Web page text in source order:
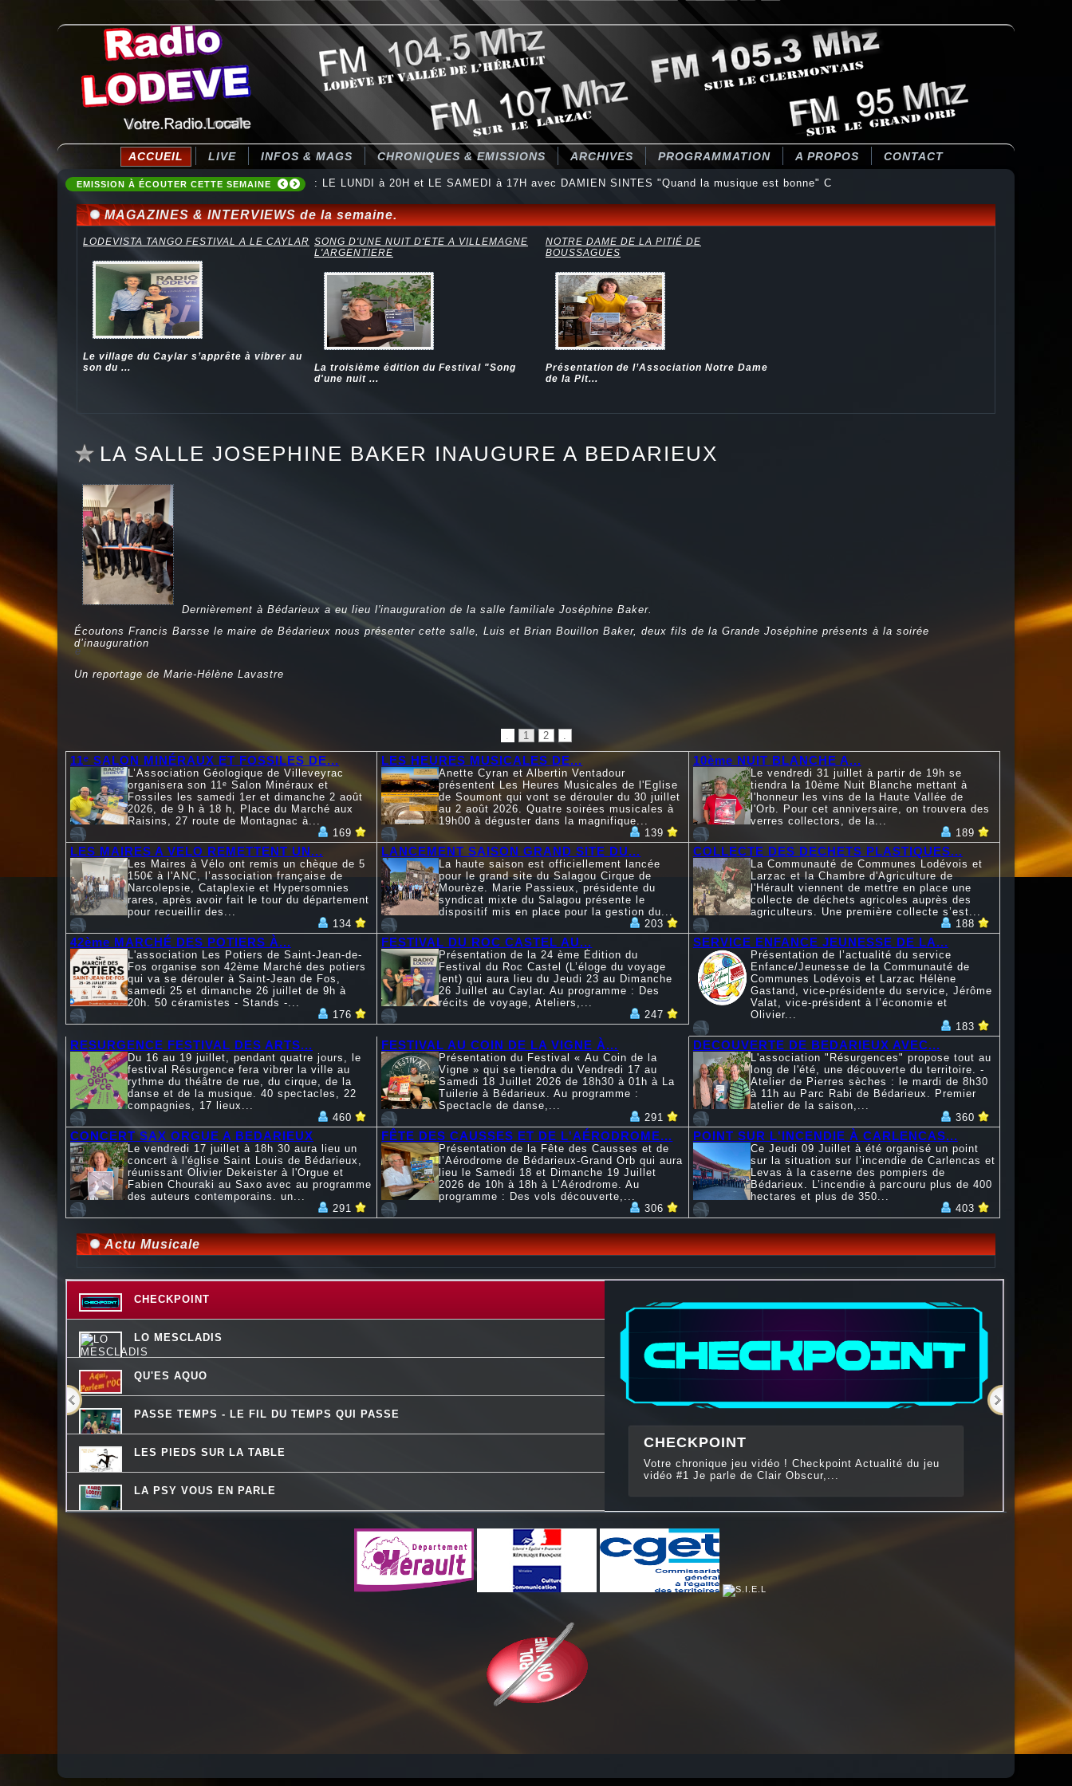
ACCUEIL LIVE INFOS & MAGS CHRONIQUES & EMISSIONS ARCHIVES PROGRAMMATION A PROPOS CONTACT
EMISSION À ÉCOUTER CETTE SEMAINE : LE LUNDI à 20H et LE SAMEDI à 17H avec DAMIEN SINTES "Quand la musique est bonne" C
MAGAZINES & INTERVIEWS de la semaine.
LODEVISTA TANGO FESTIVAL A LE CAYLAR
Le village du Caylar s’apprête à vibrer au
son du ...
SONG D'UNE NUIT D'ETE A VILLEMAGNE
L'ARGENTIERE
La troisième édition du Festival "Song
d'une nuit ...
NOTRE DAME DE LA PITIÉ DE
BOUSSAGUES
Présentation de l’Association Notre Dame
de la Pit...
LA SALLE JOSEPHINE BAKER INAUGURE A BEDARIEUX
Dernièrement à Bédarieux a eu lieu l'inauguration de la salle familiale Joséphine Baker.
Écoutons Francis Barsse le maire de Bédarieux nous présenter cette salle, Luis et Brian Bouillon Baker, deux fils de la Grande Joséphine présents à la soirée
d’inauguration
e
Un reportage de Marie-Hélène Lavastre
. 1 2 .
11ᵉ SALON MINÉRAUX ET FOSSILES DE...
L’Association Géologique de Villeveyrac
organisera son 11ᵉ Salon Minéraux et
Fossiles les samedi 1er et dimanche 2 août
2026, de 9 h à 18 h, Place du Marché aux
Raisins, 27 route de Montagnac à...
169
LES HEURES MUSICALES DE...
Anette Cyran et Albertin Ventadour
présentent Les Heures Musicales de l'Eglise
de Soumont qui vont se dérouler du 30 juillet
au 2 août 2026. Quatre soirées musicales à
19h00 à déguster dans la magnifique...
139
10ème NUIT BLANCHE A...
Le vendredi 31 juillet à partir de 19h se
tiendra la 10ème Nuit Blanche mettant à
l'honneur les vins de la Haute Vallée de
l'Orb. Pour cet anniversaire, on trouvera des
verres collectors, de la...
189
LES MAIRES A VELO REMETTENT UN...
Les Maires à Vélo ont remis un chèque de 5
150€ à l'ANC, l’association française de
Narcolepsie, Cataplexie et Hypersomnies
rares, après avoir fait le tour du département
pour recueillir des...
134
LANCEMENT SAISON GRAND SITE DU...
La haute saison est officiellement lancée
pour le grand site du Salagou Cirque de
Mourèze. Marie Passieux, présidente du
syndicat mixte du Salagou présente le
dispositif mis en place pour la gestion du...
203
COLLECTE DES DECHETS PLASTIQUES...
La Communauté de Communes Lodévois et
Larzac et la Chambre d'Agriculture de
l'Hérault viennent de mettre en place une
collecte de déchets agricoles auprès des
agriculteurs. Une première collecte s’est...
188
42ème MARCHÉ DES POTIERS À...
L'association Les Potiers de Saint-Jean-de-
Fos organise son 42ème Marché des potiers
qui va se dérouler à Saint-Jean de Fos,
samedi 25 et dimanche 26 juillet de 9h à
20h. 50 céramistes - Stands -...
176
FESTIVAL DU ROC CASTEL AU...
Présentation de la 24 ème Édition du
Festival du Roc Castel (L’éloge du voyage
lent) qui aura lieu du Jeudi 23 au Dimanche
26 Juillet au Caylar. Au programme : Des
récits de voyage, Ateliers,...
247
SERVICE ENFANCE JEUNESSE DE LA...
Présentation de l’actualité du service
Enfance/Jeunesse de la Communauté de
Communes Lodévois et Larzac Hélène
Gastand, vice-présidente du service, Jérôme
Valat, vice-président à l’économie et
Olivier...
183
RESURGENCE FESTIVAL DES ARTS...
Du 16 au 19 juillet, pendant quatre jours, le
festival Résurgence fera vibrer la ville au
rythme du théâtre de rue, du cirque, de la
danse et de la musique. 40 spectacles, 22
compagnies, 17 lieux...
460
FESTIVAL AU COIN DE LA VIGNE À...
Présentation du Festival « Au Coin de la
Vigne » qui se tiendra du Vendredi 17 au
Samedi 18 Juillet 2026 de 18h30 à 01h à La
Tuilerie à Bédarieux. Au programme :
Spectacle de danse,...
291
DECOUVERTE DE BEDARIEUX AVEC...
L'association "Résurgences" propose tout au
long de l'été, une découverte du territoire. -
Atelier de Pierres sèches : le mardi de 8h30
à 11h au Parc Rabi de Bédarieux. Premier
atelier de la saison,...
360
CONCERT SAX ORGUE A BEDARIEUX
Le vendredi 17 juillet à 18h 30 aura lieu un
concert à l'église Saint Louis de Bédarieux,
réunissant Olivier Dekeister à l'Orgue et
Fabien Chouraki au Saxo avec au programme
des auteurs contemporains. un...
291
FÊTE DES CAUSSES ET DE L'AÉRODROME...
Présentation de la Fête des Causses et de
l’Aérodrome de Bédarieux-Grand Orb qui aura
lieu le Samedi 18 et Dimanche 19 Juillet
2026 de 10h à 18h à L’Aérodrome. Au
programme : Des vols découverte,...
306
POINT SUR L'INCENDIE À CARLENCAS...
Ce Jeudi 09 Juillet à été organisé un point
sur la situation sur l’incendie de Carlencas et
Levas à la caserne des pompiers de
Bédarieux. L’incendie à parcouru plus de 400
hectares et plus de 350...
403
Actu Musicale
CHECKPOINT
Votre chronique jeu vidéo ! Checkpoint Actualité du jeu
vidéo #1 Je parle de Clair Obscur,...
CHECKPOINT
LO MESCLADIS
QU'ES AQUO
PASSE TEMPS - LE FIL DU TEMPS QUI PASSE
LES PIEDS SUR LA TABLE
LA PSY VOUS EN PARLE